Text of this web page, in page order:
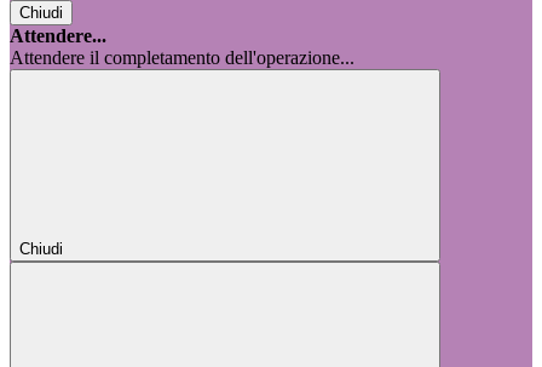
Chiudi
Attendere...
Attendere il completamento dell'operazione...
Chiudi